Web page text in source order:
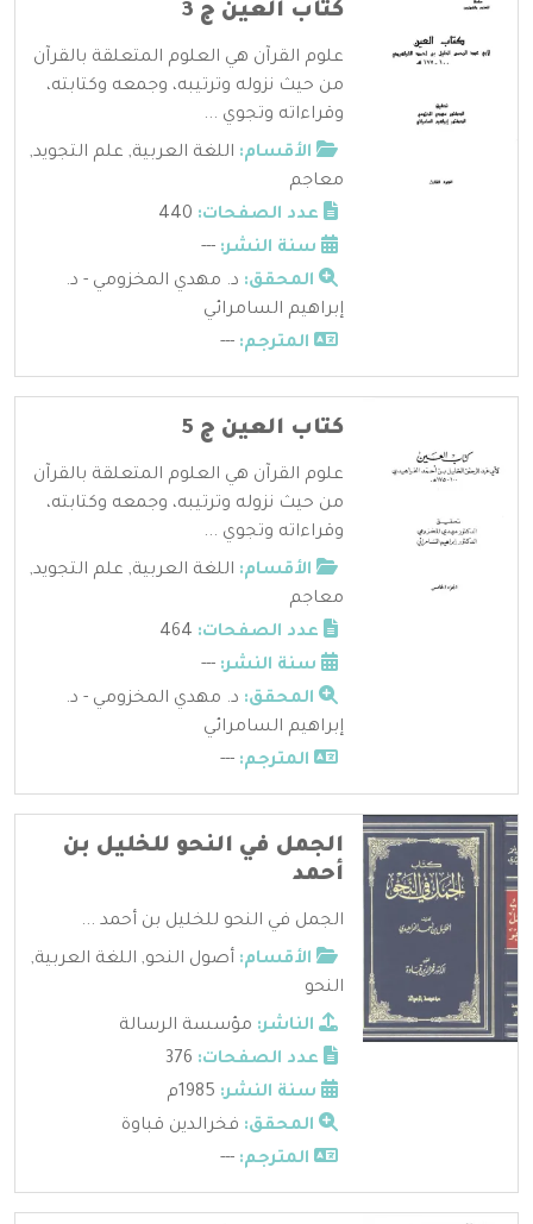
كتاب العين ج 3
علوم القرآن هي العلوم المتعلقة بالقرآن
من حيث نزوله وترتيبه، وجمعه وكتابته،
وقراءاته وتجوي ...
الأقسام: اللغة العربية, علم التجويد,
معاجم
عدد الصفحات:
سنة النشر: ---
المحقق: د. مهدي المخزومي - د.
إبراهيم السامرائي
المترجم: ---
كتاب العين ج 5
علوم القرآن هي العلوم المتعلقة بالقرآن
من حيث نزوله وترتيبه، وجمعه وكتابته،
وقراءاته وتجوي ...
الأقسام: اللغة العربية, علم التجويد,
معاجم
عدد الصفحات:
سنة النشر: ---
المحقق: د. مهدي المخزومي - د.
إبراهيم السامرائي
المترجم: ---
الجمل في النحو للخليل بن
أحمد
الجمل في النحو للخليل بن أحمد ...
الأقسام: أصول النحو, اللغة العربية,
النحو
الناشر: مؤسسة الرسالة
عدد الصفحات:
سنة النشر:
المحقق: فخرالدين قباوة
المترجم: ---